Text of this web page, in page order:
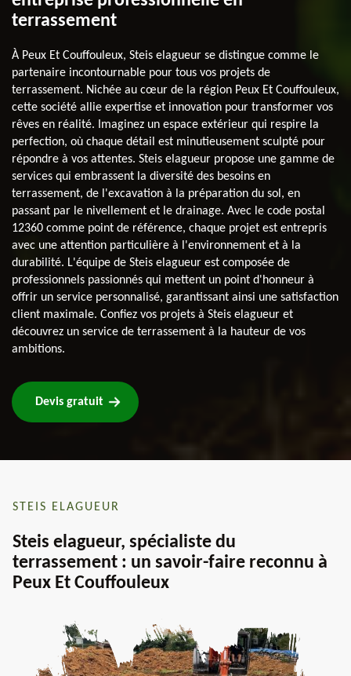
terrassement
À Peux Et Couffouleux, Steis elagueur se distingue comme le
partenaire incontournable pour tous vos projets de
terrassement. Nichée au cœur de la région Peux Et Couffouleux,
cette société allie expertise et innovation pour transformer vos
rêves en réalité. Imaginez un espace extérieur qui respire la
perfection, où chaque détail est minutieusement sculpté pour
répondre à vos attentes. Steis elagueur propose une gamme de
services qui embrassent la diversité des besoins en
terrassement, de l'excavation à la préparation du sol, en
passant par le nivellement et le drainage. Avec le code postal
12360 comme point de référence, chaque projet est entrepris
avec une attention particulière à l'environnement et à la
durabilité. L'équipe de Steis elagueur est composée de
professionnels passionnés qui mettent un point d'honneur à
offrir un service personnalisé, garantissant ainsi une satisfaction
client maximale. Confiez vos projets à Steis elagueur et
découvrez un service de terrassement à la hauteur de vos
ambitions.
Devis gratuit
STEIS ELAGUEUR
Steis elagueur, spécialiste du
terrassement : un savoir-faire reconnu à
Peux Et Couffouleux